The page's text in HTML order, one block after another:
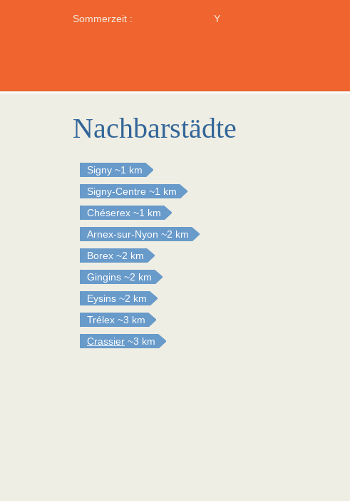
Sommerzeit : Y
Nachbarstädte
Signy ~1 km
Signy-Centre ~1 km
Chéserex ~1 km
Arnex-sur-Nyon ~2 km
Borex ~2 km
Gingins ~2 km
Eysins ~2 km
Trélex ~3 km
Crassier ~3 km